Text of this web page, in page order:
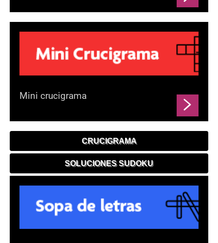
Mini crucigrama
CRUCIGRAMA
SOLUCIONES SUDOKU